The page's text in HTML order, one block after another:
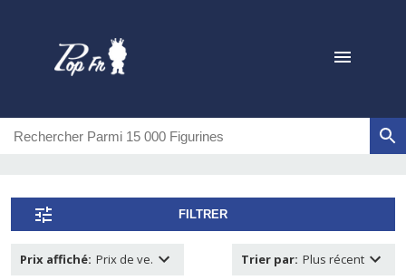
FILTRER
Prix affiché: Prix de ve. Trier par: Plus récent